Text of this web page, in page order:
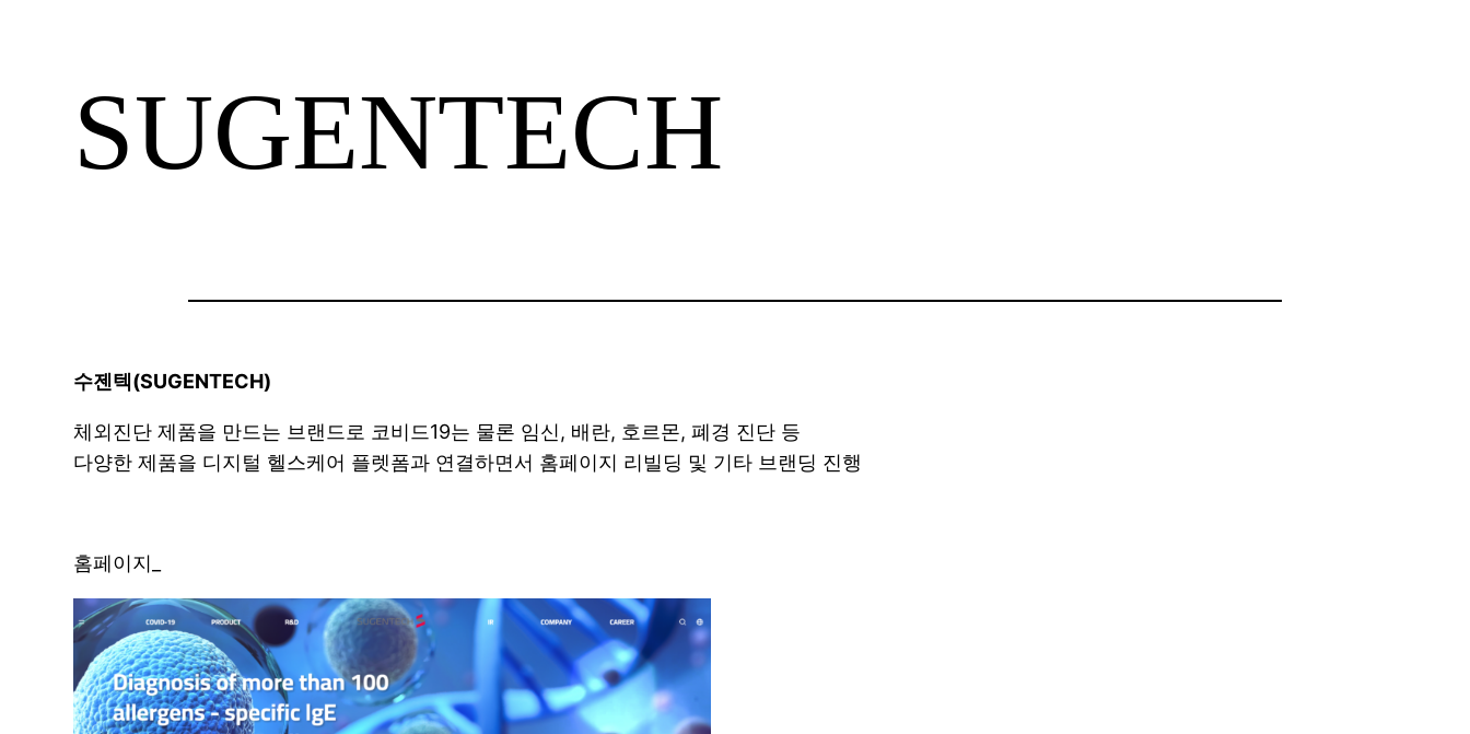
SUGENTECH
수젠텍(SUGENTECH)
체외진단 제품을 만드는 브랜드로 코비드19는 물론 임신, 배란, 호르몬, 폐경 진단 등
다양한 제품을 디지털 헬스케어 플렛폼과 연결하면서 홈페이지 리빌딩 및 기타 브랜딩 진행
홈페이지_